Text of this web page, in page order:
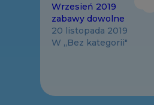
Wrzesień 2019
zabawy dowolne
20 listopada 2019
W „Bez kategorii"